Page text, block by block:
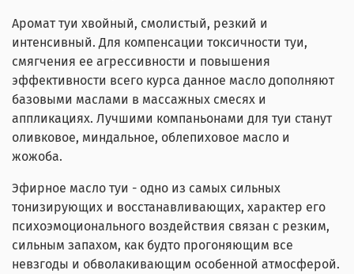
Аромат туи хвойный, смолистый, резкий и
интенсивный. Для компенсации токсичности туи,
смягчения ее агрессивности и повышения
эффективности всего курса данное масло дополняют
базовыми маслами в массажных смесях и
аппликациях. Лучшими компаньонами для туи станут
оливковое, миндальное, облепиховое масло и
жожоба.
Эфирное масло туи - одно из самых сильных
тонизирующих и восстанавливающих, характер его
психоэмоционального воздействия связан с резким,
сильным запахом, как будто прогоняющим все
невзгоды и обволакивающим особенной атмосферой.